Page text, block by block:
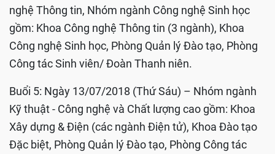
nghệ Thông tin, Nhóm ngành Công nghệ Sinh học
gồm: Khoa Công nghệ Thông tin (3 ngành), Khoa
Công nghệ Sinh học, Phòng Quản lý Đào tạo, Phòng
Công tác Sinh viên/ Đoàn Thanh niên.
Buổi 5: Ngày 13/07/2018 (Thứ Sáu) – Nhóm ngành
Kỹ thuật - Công nghệ và Chất lượng cao gồm: Khoa
Xây dựng & Điện (các ngành Điện tử), Khoa Đào tạo
Đặc biệt, Phòng Quản lý Đào tạo, Phòng Công tác